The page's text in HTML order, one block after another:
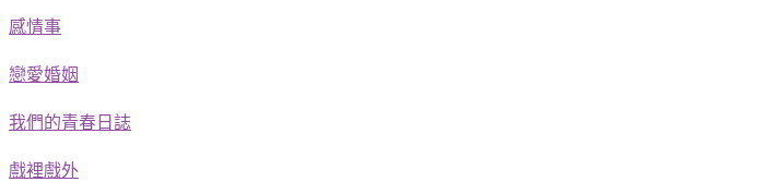
感情事
戀愛婚姻
我們的青春日誌
戲裡戲外